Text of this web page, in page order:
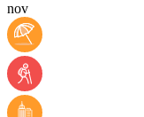
nov